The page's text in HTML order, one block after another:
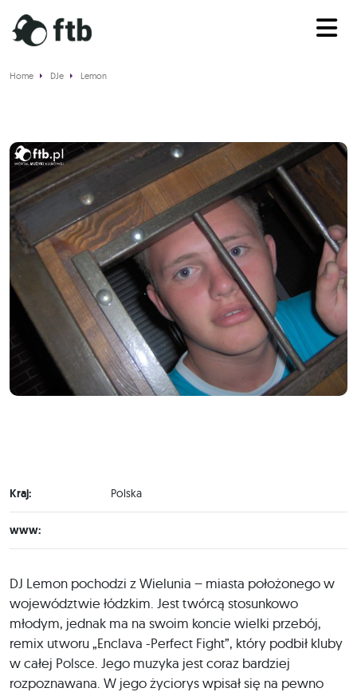
Home DJe Lemon
Kraj: Polska
www:
DJ Lemon pochodzi z Wielunia – miasta położonego w
województwie łódzkim. Jest twórcą stosunkowo
młodym, jednak ma na swoim koncie wielki przebój,
remix utworu „Enclava -Perfect Fight”, który podbił kluby
w całej Polsce. Jego muzyka jest coraz bardziej
rozpoznawana. W jego życiorys wpisał się na pewno